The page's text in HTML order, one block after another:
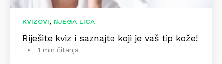
KVIZOVI, NJEGA LICA
Riješite kviz i saznajte koji je vaš tip kože!
1 min čitanja